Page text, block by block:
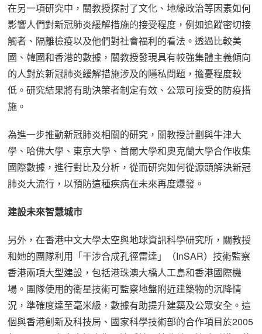
在另一項研究中，關教授探討了文化、地緣政治等因素如何
影響人們對新冠肺炎緩解措施的接受程度，例如追蹤密切接
觸者、隔離檢疫以及他們對社會福利的看法。透過比較美
國、韓國和香港的數據，關教授發現具有較強集體主義傾向
的人對於新冠肺炎緩解措施涉及的隱私問題，擔憂程度較
低。研究結果將有助決策者制定有效、公眾可接受的防疫措
施。
為進一步推動新冠肺炎相關的研究，關教授計劃與牛津大
學、哈佛大學、東京大學、首爾大學和奧克蘭大學合作收集
國際數據，進行對比及分析，從而研究如何從源頭解決新冠
肺炎大流行，以預防這種疾病在未來再度爆發。
建設未來智慧城市
另外，在香港中文大學太空與地球資訊科學研究所，關教授
和她的團隊利用「干涉合成孔徑雷達」（InSAR）技術監察
香港兩項大型建設，包括港珠澳大橋人工島和香港國際機
場。團隊使用的衞星技術可監察地盤附近建築物的沉降情
況，準確度達至毫米級，數據有助提升建築及公眾安全。這
個與香港創新及科技局、國家科學技術部的合作項目於2005